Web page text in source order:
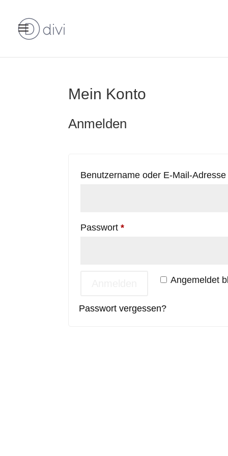
Mein Konto
Anmelden
Benutzername oder E-Mail-
Passwort*Erforderlich
Angemeldet
Passwort vergessen?